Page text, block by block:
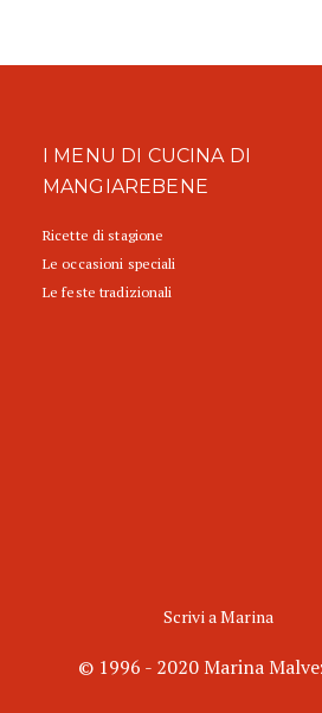
I MENU DI CUCINA DI
MANGIAREBENE
Ricette di stagione
Le occasioni speciali
Le feste tradizionali
Scrivi a Marina
© 1996 - 2020 Marina